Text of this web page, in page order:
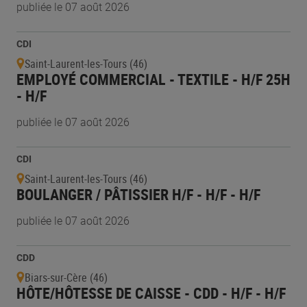
publiée le 07 août 2026
CDI
Saint-Laurent-les-Tours (46)
EMPLOYÉ COMMERCIAL - TEXTILE - H/F 25H
- H/F
publiée le 07 août 2026
CDI
Saint-Laurent-les-Tours (46)
BOULANGER / PÂTISSIER H/F - H/F - H/F
publiée le 07 août 2026
CDD
Biars-sur-Cère (46)
HÔTE/HÔTESSE DE CAISSE - CDD - H/F - H/F